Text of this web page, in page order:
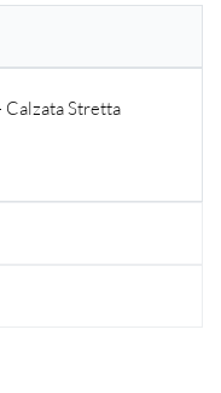
Calzata Stretta